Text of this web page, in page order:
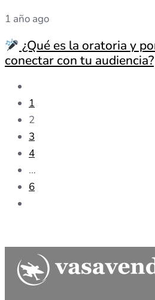
1 año ago
¿Qué es la oratoria y
conectar con tu audiencia?
1
2
3
4
…
6